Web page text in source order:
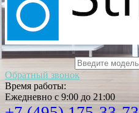
Обратный звонок
Время работы:
Ежедневно с 9:00 до 21:00